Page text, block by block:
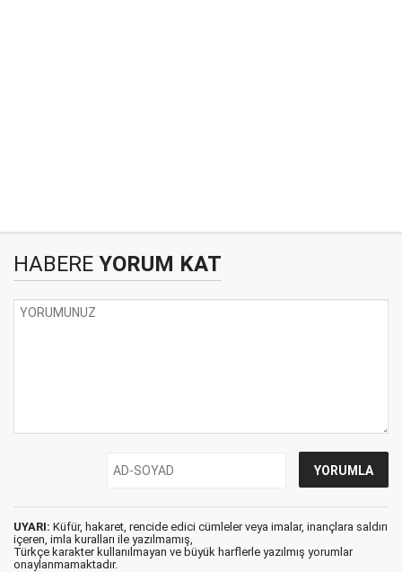
HABERE YORUM KAT
UYARI: Küfür, hakaret, rencide edici cümleler veya imalar, inançlara saldırı
içeren, imla kuralları ile yazılmamış,
Türkçe karakter kullanılmayan ve büyük harflerle yazılmış yorumlar
onaylanmamaktadır.